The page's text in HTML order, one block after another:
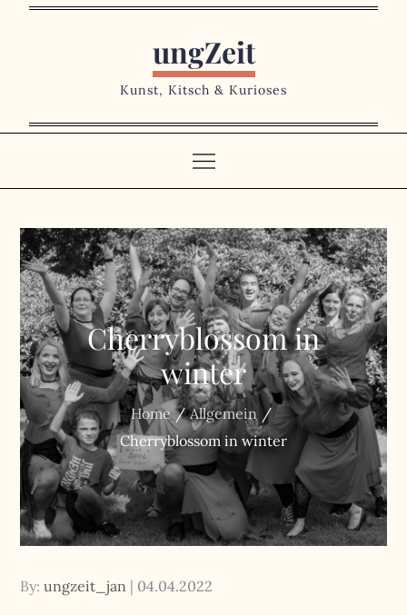
ungZeit
Kunst, Kitsch & Kurioses
Cherryblossom in
winter
Home
Allgemein
Cherryblossom in winter
By:ungzeit_jan
Posted
04.04.2022